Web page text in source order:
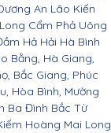
An Lão Kiến
Cẩm Phả Uông
Hả Hải Hà Bình
Bằng, Hà Giang,
Bắc Giang, Phúc
Hòa Bình, Mường
Ba Đình Bắc Từ
Hoàng Mai Long